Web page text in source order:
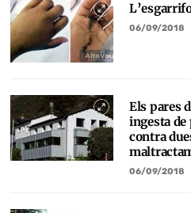
06/09/2018
Els pares
ingesta de
contra
06/09/2018